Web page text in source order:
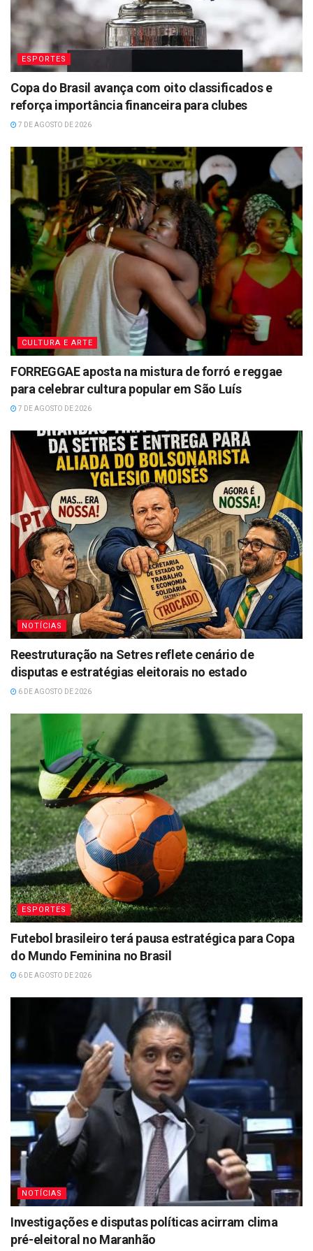
ESPORTES
Copa do Brasil avança com oito classificados e
reforça importância financeira para clubes
7 DE AGOSTO DE 2026
CULTURA E ARTE
FORREGGAE aposta na mistura de forró e reggae
para celebrar cultura popular em São Luís
7 DE AGOSTO DE 2026
NOTÍCIAS
Reestruturação na Setres reflete cenário de
disputas e estratégias eleitorais no estado
6 DE AGOSTO DE 2026
ESPORTES
Futebol brasileiro terá pausa estratégica para Copa
do Mundo Feminina no Brasil
6 DE AGOSTO DE 2026
NOTÍCIAS
Investigações e disputas políticas acirram clima
pré-eleitoral no Maranhão